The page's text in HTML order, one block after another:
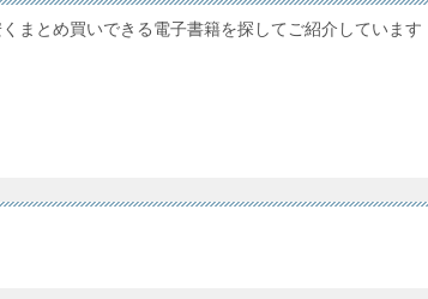
まとめ買いできる電子書籍を探してご紹介しています